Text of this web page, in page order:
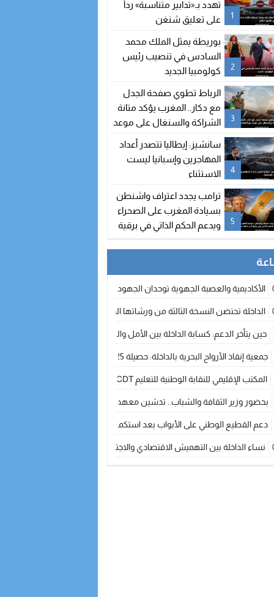
1
تهدد بـ«تدابير متناسبة» رداً
على تعليق شنغن
2
بوريطة يمثل الملك محمد
السادس في تنصيب رئيس
كولومبيا الجديد
3
الرباط تطوي صفحة الجدل
مع دكار.. المغرب يؤكد متانة
الشراكة والسنغال على موعد
4
سانشيز: إيطاليا تتصدر أعداد
المهاجرين وإسبانيا ليست
الاستثناء
5
ترامب يجدد اعتراف واشنطن
بسيادة المغرب على الصحراء
ويدعم الحكم الذاتي في برقية
الأكاديمية والعصبة الجهوية توحدان الجهود لتطوير الممارسة الكروية بجهة
الداخلة تحتضن النسخة الثالثة من ورشاتها الدولية: تكوين متخصص في التراث
حين يتأخر الدعم: كسابة الداخلة بين الأمل والقلق ؟
جمعية إنقاذ الأرواح البحرية بالداخلة: حصيلة 2025 بين مهام الإنقاذ ومشروع “دار البحار”
المكتب الإقليمي للنقابة الوطنية للتعليم CDT يجتمع مع المدير الإقليمي لمناقشة ملفات جوهرية لنساء ورجال التعليم
بحضور وزير الثقافة والشباب.. تدشين معهد الموسيقى والفنون الكوريغرافية بالداخلة
دعم القطيع الوطني على الأبواب بعد استكمال الترقيم… الفلاحة المغربية
نساء الداخلة بين التهميش الاقتصادي والاجتماعي… في المؤسسات الإنتاجية